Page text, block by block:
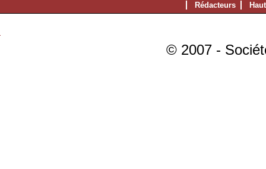
Rédacteurs
© 2007 -